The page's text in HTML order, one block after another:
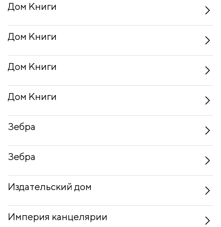
Дом Книги
Дом Книги
Дом Книги
Дом Книги
Зебра
Зебра
Издательский дом
Империя канцелярии